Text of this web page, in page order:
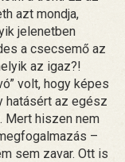
azt mondja,
jelenetben
a csecsemő az
az igaz?!
volt, hogy képes
hatásért az egész
Mert hiszen nem
–
sem zavar. Ott is